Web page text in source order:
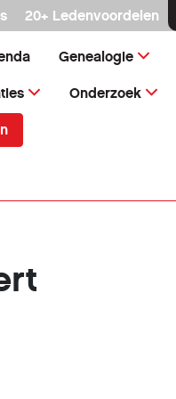
20+ Ledenvoordelen
Genealogie
Onderzoek